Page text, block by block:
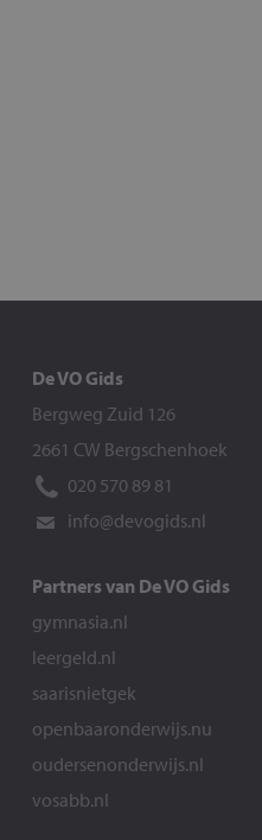
De VO Gids
Bergweg Zuid 126
2661 CW Bergschenhoek
020 570 89 81
info@devogids.nl
Partners van De VO Gids
gymnasia.nl
leergeld.nl
saarisnietgek
openbaaronderwijs.nu
oudersenonderwijs.nl
vosabb.nl